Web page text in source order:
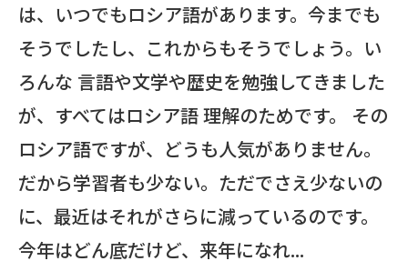
は、いつでもロシア語があります。今までも
そうでしたし、これからもそうでしょう。い
ろんな 言語や文学や歴史を勉強してきました
が、すべてはロシア語 理解のためです。 その
ロシア語ですが、どうも人気がありません。
だから学習者も少ない。ただでさえ少ないの
に、最近はそれがさらに減っているのです。
今年はどん底だけど、来年になれ...